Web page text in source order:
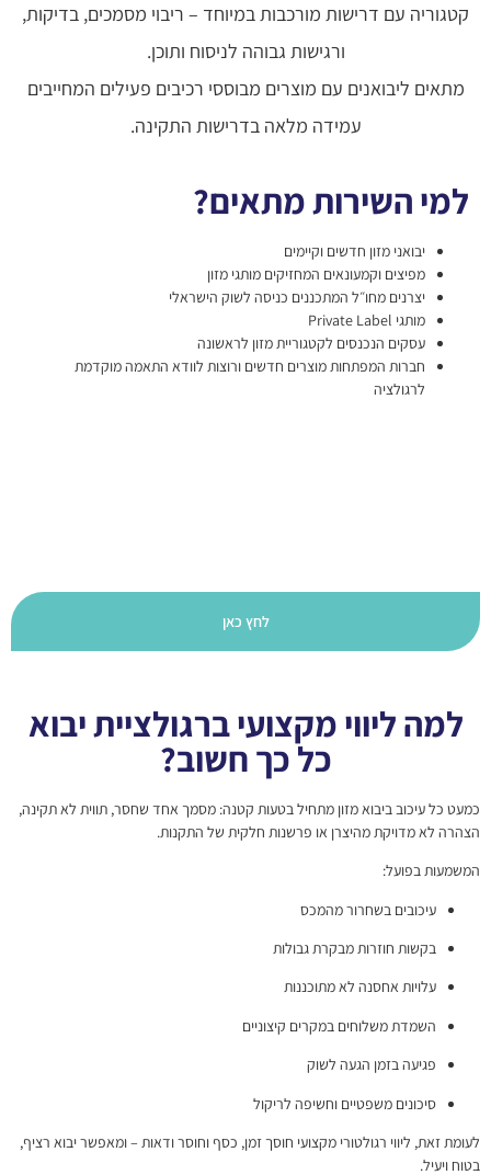
קטגוריה עם דרישות מורכבות במיוחד – ריבוי מסמכים, בדיקות,
ורגישות גבוהה לניסוח ותוכן.
מתאים ליבואנים עם מוצרים מבוססי רכיבים פעילים המחייבים
עמידה מלאה בדרישות התקינה.
למי השירות מתאים?
יבואני מזון חדשים וקיימים
מפיצים וקמעונאים המחזיקים מותגי מזון
יצרנים מחו״ל המתכננים כניסה לשוק הישראלי
מותגי Private Label
עסקים הנכנסים לקטגוריית מזון לראשונה
חברות המפתחות מוצרים חדשים ורוצות לוודא התאמה מוקדמת
לרגולציה
לחץ כאן
למה ליווי מקצועי ברגולציית יבוא
כל כך חשוב?
כמעט כל עיכוב ביבוא מזון מתחיל בטעות קטנה: מסמך אחד שחסר, תווית לא תקינה,
הצהרה לא מדויקת מהיצרן או פרשנות חלקית של התקנות.
המשמעות בפועל:
עיכובים בשחרור מהמכס
בקשות חוזרות מבקרת גבולות
עלויות אחסנה לא מתוכננות
השמדת משלוחים במקרים קיצוניים
פגיעה בזמן הגעה לשוק
סיכונים משפטיים וחשיפה לריקול
לעומת זאת, ליווי רגולטורי מקצועי חוסך זמן, כסף וחוסר ודאות – ומאפשר יבוא רציף,
בטוח ויעיל.